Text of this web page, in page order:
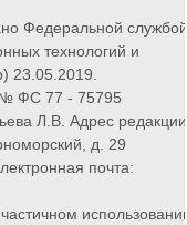
Федеральной службой
технологий и
23.05.2019.
№ ФС 77 - 75795
Л.В. Адрес
д. 29
почта: